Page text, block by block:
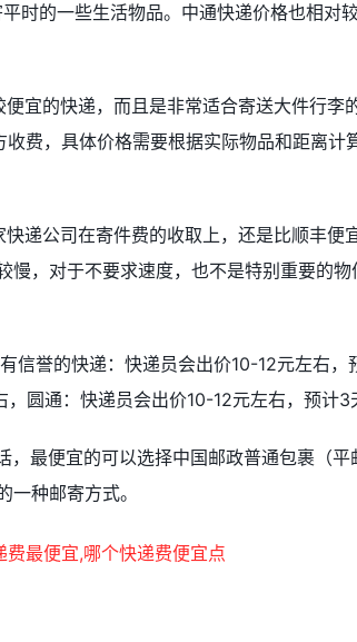
时的一些生活物品。中通快递价格也相对
宜的快递，而且是非常适合寄送大件行李
费，具体价格需要根据实际物品和距离计
递公司在寄件费的收取上，还是比顺丰便
慢，对于不要求速度，也不是特别重要的
信誉的快递：快递员会出价10-12元左右，
圆通：快递员会出价10-12元左右，预计3
最便宜的可以选择中国邮政普通包裹（平
种邮寄方式。